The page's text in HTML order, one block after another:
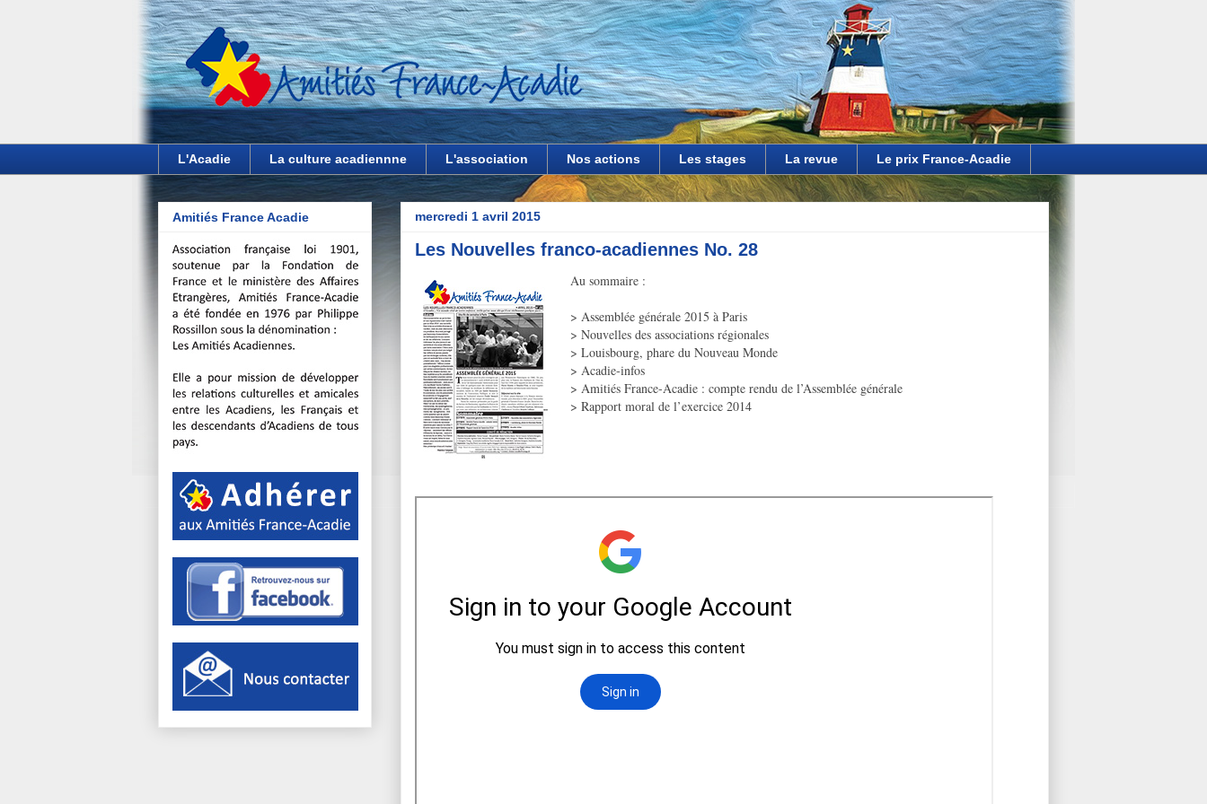
L'Acadie La culture acadiennne L'association Nos actions Les stages La revue Le prix France-Acadie
mercredi 1 avril 2015
Les Nouvelles franco-acadiennes No. 28
Au sommaire :
> Assemblée générale 2015 à Paris
> Nouvelles des associations régionales
> Louisbourg, phare du Nouveau Monde
> Acadie-infos
> Amitiés France-Acadie : compte rendu de l’Assemblée générale
> Rapport moral de l’exercice 2014
Amitiés France Acadie